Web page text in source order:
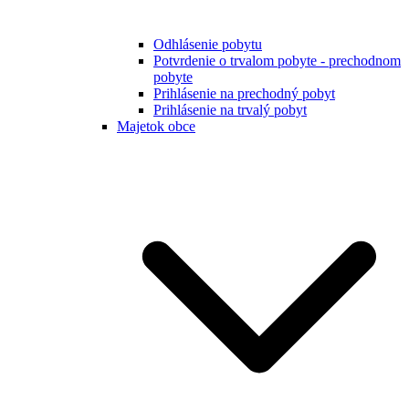
Odhlásenie pobytu
Potvrdenie o trvalom pobyte - prechodnom
pobyte
Prihlásenie na prechodný pobyt
Prihlásenie na trvalý pobyt
Majetok obce